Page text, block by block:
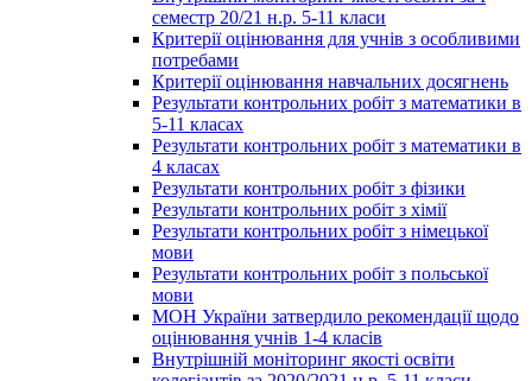
семестр 20/21 н.р. 5-11 класи
Критерії оцінювання для учнів з особливими
потребами
Критерії оцінювання навчальних досягнень
Результати контрольних робіт з математики в
5-11 класах
Результати контрольних робіт з математики в
4 класах
Результати контрольних робіт з фізики
Результати контрольних робіт з хімії
Результати контрольних робіт з німецької
мови
Результати контрольних робіт з польської
мови
МОН України затвердило рекомендації щодо
оцінювання учнів 1-4 класів
Внутрішній моніторинг якості освіти